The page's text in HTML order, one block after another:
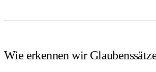
Wie erkennen wir